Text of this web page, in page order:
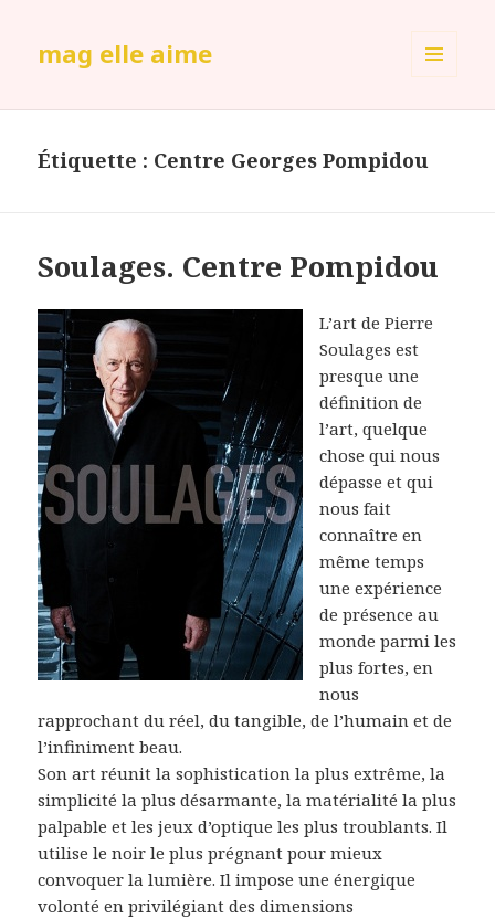
mag elle aime
Étiquette : Centre Georges Pompidou
Soulages. Centre Pompidou
L’art de Pierre
Soulages est
presque une
définition de
l’art, quelque
chose qui nous
dépasse et qui
nous fait
connaître en
même temps
une expérience
de présence au
monde parmi les
plus fortes, en
nous
rapprochant du réel, du tangible, de l’humain et de
l’infiniment beau.
Son art réunit la sophistication la plus extrême, la
simplicité la plus désarmante, la matérialité la plus
palpable et les jeux d’optique les plus troublants. Il
utilise le noir le plus prégnant pour mieux
convoquer la lumière. Il impose une énergique
volonté en privilégiant des dimensions